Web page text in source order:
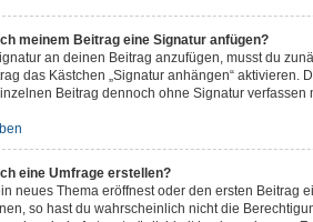
meinem Beitrag eine Signatur anfügen?
an deinen Beitrag anzufügen, musst du
das Kästchen „Signatur anhängen“
Beitrag dennoch ohne Signatur
eine Umfrage erstellen?
neues Thema eröffnest oder den ersten Beitrag
so hast du wahrscheinlich nicht die